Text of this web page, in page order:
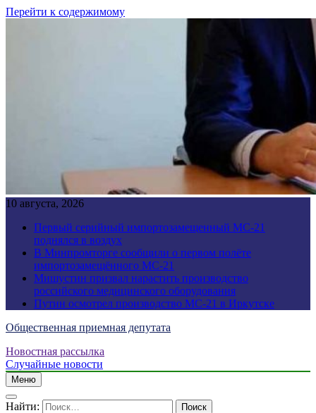
Перейти к содержимому
10 августа, 2026
Первый серийный импортозамещенный МС-21
поднялся в воздух
В Минпромторге сообщили о первом полёте
импортозамещённого МС-21
Мишустин призвал нарастить производство
российского медицинского оборудования
Путин осмотрел производство МС-21 в Иркутске
Общественная приемная депутата
Новостная рассылка
Случайные новости
Меню
Найти: